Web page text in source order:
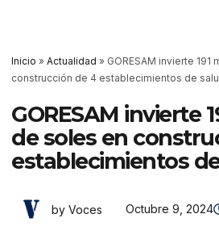
Inicio » Actualidad » GORESAM invierte
construcción de 4 establecimientos de
GORESAM invierte
de soles en
establecimientos
by Voces Octubre 9, 2024